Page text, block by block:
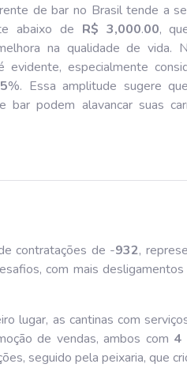
de bar no Brasil tende a
abaixo de R$ 3,000.00,
na qualidade de vida.
evidente, especialmente
5%. Essa amplitude sugere
bar podem alavancar suas
contratações de -932,
com mais
lugar, as cantinas com
de vendas, ambos com 4
seguido pela peixaria, que